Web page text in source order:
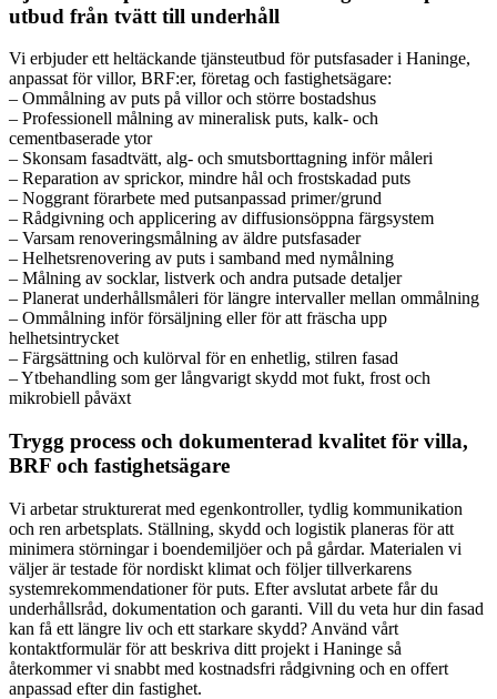
utbud från tvätt till underhåll
Vi erbjuder ett heltäckande tjänsteutbud för putsfasader i Haninge,
anpassat för villor, BRF:er, företag och fastighetsägare:
– Ommålning av puts på villor och större bostadshus
– Professionell målning av mineralisk puts, kalk- och
cementbaserade ytor
– Skonsam fasadtvätt, alg- och smutsborttagning inför måleri
– Reparation av sprickor, mindre hål och frostskadad puts
– Noggrant förarbete med putsanpassad primer/grund
– Rådgivning och applicering av diffusionsöppna färgsystem
– Varsam renoveringsmålning av äldre putsfasader
– Helhetsrenovering av puts i samband med nymålning
– Målning av socklar, listverk och andra putsade detaljer
– Planerat underhållsmåleri för längre intervaller mellan ommålning
– Ommålning inför försäljning eller för att fräscha upp
helhetsintrycket
– Färgsättning och kulörval för en enhetlig, stilren fasad
– Ytbehandling som ger långvarigt skydd mot fukt, frost och
mikrobiell påväxt
Trygg process och dokumenterad kvalitet för villa,
BRF och fastighetsägare
Vi arbetar strukturerat med egenkontroller, tydlig kommunikation
och ren arbetsplats. Ställning, skydd och logistik planeras för att
minimera störningar i boendemiljöer och på gårdar. Materialen vi
väljer är testade för nordiskt klimat och följer tillverkarens
systemrekommendationer för puts. Efter avslutat arbete får du
underhållsråd, dokumentation och garanti. Vill du veta hur din fasad
kan få ett längre liv och ett starkare skydd? Använd vårt
kontaktformulär för att beskriva ditt projekt i Haninge så
återkommer vi snabbt med kostnadsfri rådgivning och en offert
anpassad efter din fastighet.